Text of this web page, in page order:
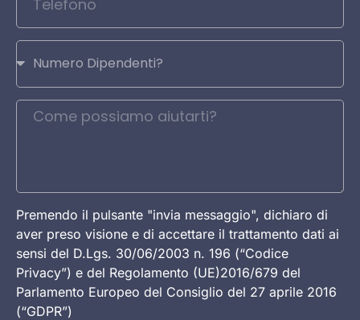
Premendo il pulsante "invia messaggio", dichiaro di
aver preso visione e di accettare il trattamento dati ai
sensi del D.Lgs. 30/06/2003 n. 196 (“Codice
Privacy”) e del Regolamento (UE)2016/679 del
Parlamento Europeo del Consiglio del 27 aprile 2016
(“GDPR”)